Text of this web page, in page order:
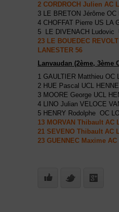
2 CORDROCH Julien AC
3 LE BRETON Jérôme OC
4 CHOFFAT Pierre US LA
5 LE DIVENACH Ludovic
23 LE BOUEDEC
LANESTER 56
Lanvaudan (2ème, 3ème
1 GAULTIER Matthieu OC
2 HUE Pascal UCL
3 MOORE George UCL
4 LINO Julian VELOCE
5 HENRY Rodolphe OC
13 MORVAN Thibault AC
21 SEVENO Thibault AC
23 GUENNEC Maxime